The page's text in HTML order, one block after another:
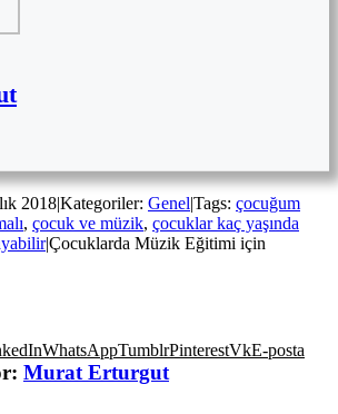
2018|Kategoriler: Genel|Tags: çocuğum
, çocuk ve müzik, çocuklar kaç yaşında
|Çocuklarda Müzik Eğitimi için
WhatsAppTumblrPinterestVkE-posta
Murat Erturgut